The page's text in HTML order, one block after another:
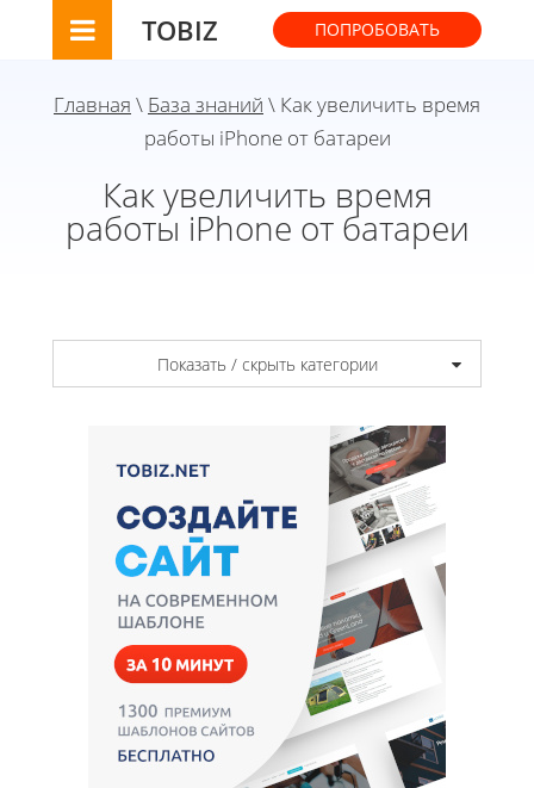
TOBIZ ПОПРОБОВАТЬ
Главная \ База знаний \ Как увеличить время
работы iPhone от батареи
Как увеличить время
работы iPhone от батареи
Показать / скрыть категории